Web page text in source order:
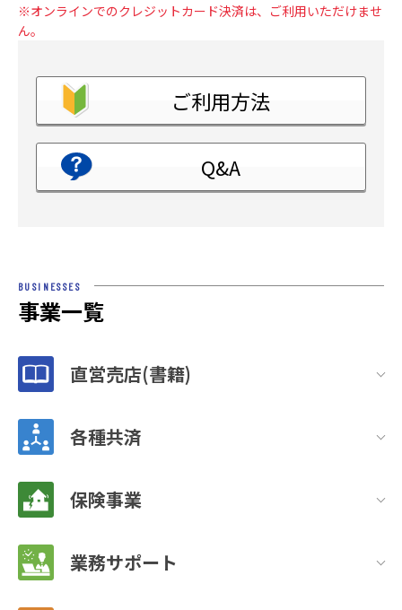
※オンラインでのクレジットカード決済は、ご利用いただけませ
ん。
ご利用方法
Q&A
BUSINESSES
事業一覧
直営売店(書籍)
各種共済
保険事業
業務サポート